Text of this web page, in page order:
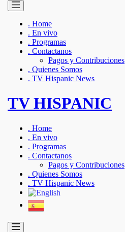
. Home
. En vivo
. Programas
. Contactanos
Pagos y Contribuciones
. Quienes Somos
. TV Hispanic News
TV HISPANIC
. Home
. En vivo
. Programas
. Contactanos
Pagos y Contribuciones
. Quienes Somos
. TV Hispanic News